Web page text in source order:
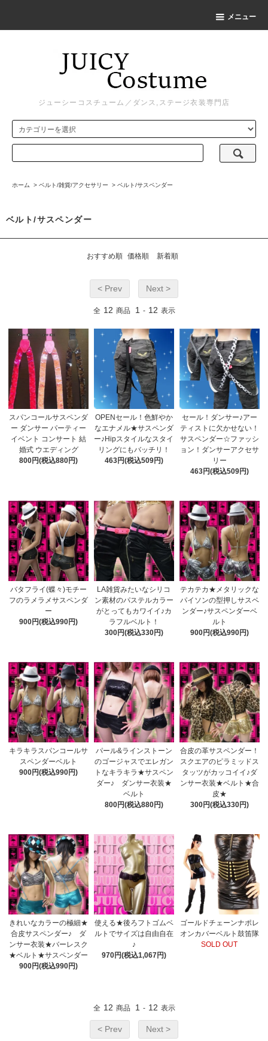
メニュー
ジューシーコスチューム／ダンス,ステージ衣装専門店
ホーム > ベルト/雑貨/アクセサリー > ベルト/サスペンダー
ベルト/サスペンダー
おすすめ順 価格順 新着順
< Prev Next >
全 12 商品 1 - 12 表示
スパンコールサスペンダ
ー ダンサー パーティー
イベント コンサート 結
婚式 ウエディング
800円(税込880円)
OPENセール！色鮮やか
なエナメル★サスペンダ
ー♪Hipスタイルなスタイ
リングにもバッチリ！
463円(税込509円)
セール！ダンサー♪アー
ティストに欠かせない！
サスペンダー☆ファッシ
ョン！ダンサーアクセサ
リー
463円(税込509円)
バタフライ(蝶々)モチー
フのラメラメサスペンダ
ー
900円(税込990円)
LA雑貨みたいなシリコ
ン素材のパステルカラー
がとってもカワイイ♪カ
ラフルベルト！
300円(税込330円)
テカテカ★メタリックな
パイソンの型押しサスペ
ンダー♪サスペンダーベ
ルト
900円(税込990円)
キラキラスパンコールサ
スペンダーベルト
900円(税込990円)
パール&ラインストーン
のゴージャスでエレガン
トなキラキラ★サスペン
ダー♪ ダンサー衣装★
ベルト
800円(税込880円)
合皮の革サスペンダー！
スクエアのピラミッドス
タッツがカッコイイ♪ダ
ンサー衣装★ベルト★合
皮★
300円(税込330円)
きれいなカラーの極細★
合皮サスペンダー♪ ダ
ンサー衣装★バーレスク
★ベルト★サスペンダー
900円(税込990円)
使える★後ろフトゴムベ
ルトでサイズは自由自在
♪
970円(税込1,067円)
ゴールドチェーンナポレ
オンカバーベルト鼓笛隊
SOLD OUT
全 12 商品 1 - 12 表示
< Prev Next >